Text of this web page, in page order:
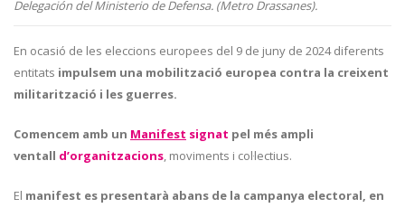
Delegación del Ministerio de Defensa. (Metro Drassanes).
En ocasió de les eleccions europees del 9 de juny de 2024 diferents
entitats impulsem una mobilització europea contra la creixent
militarització i les guerres.
Comencem amb un Manifest signat pel més ampli
ventall d’organitzacions, moviments i col·lectius.
El manifest es presentarà abans de la campanya electoral, en